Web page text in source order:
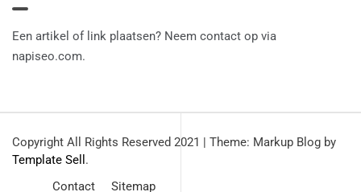
Een artikel of link plaatsen? Neem contact op via
napiseo.com.
Copyright All Rights Reserved 2021 | Theme: Markup Blog by
Template Sell .
Contact
Sitemap